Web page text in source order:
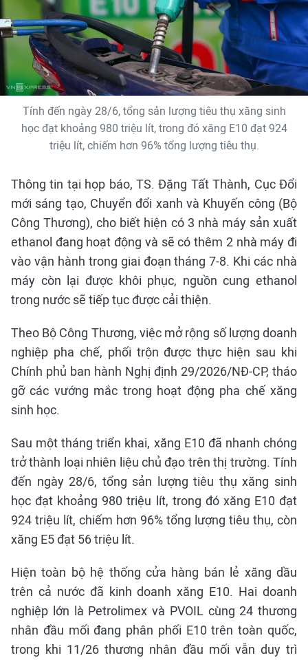
Tính đến ngày 28/6, tổng sản lượng tiêu thụ xăng sinh
học đạt khoảng 980 triệu lít, trong đó xăng E10 đạt 924
triệu lít, chiếm hơn 96% tổng lượng tiêu thụ.
Thông tin tại họp báo, TS. Đặng Tất Thành, Cục Đổi
mới sáng tạo, Chuyển đổi xanh và Khuyến công (Bộ
Công Thương), cho biết hiện có 3 nhà máy sản xuất
ethanol đang hoạt động và sẽ có thêm 2 nhà máy đi
vào vận hành trong giai đoạn tháng 7-8. Khi các nhà
máy còn lại được khôi phục, nguồn cung ethanol
trong nước sẽ tiếp tục được cải thiện.
Theo Bộ Công Thương, việc mở rộng số lượng doanh
nghiệp pha chế, phối trộn được thực hiện sau khi
Chính phủ ban hành Nghị định 29/2026/NĐ-CP, tháo
gỡ các vướng mắc trong hoạt động pha chế xăng
sinh học.
Sau một tháng triển khai, xăng E10 đã nhanh chóng
trở thành loại nhiên liệu chủ đạo trên thị trường. Tính
đến ngày 28/6, tổng sản lượng tiêu thụ xăng sinh
học đạt khoảng 980 triệu lít, trong đó xăng E10 đạt
924 triệu lít, chiếm hơn 96% tổng lượng tiêu thụ, còn
xăng E5 đạt 56 triệu lít.
Hiện toàn bộ hệ thống cửa hàng bán lẻ xăng dầu
trên cả nước đã kinh doanh xăng E10. Hai doanh
nghiệp lớn là Petrolimex và PVOIL cùng 24 thương
nhân đầu mối đang phân phối E10 trên toàn quốc,
trong khi 11/26 thương nhân đầu mối vẫn duy trì